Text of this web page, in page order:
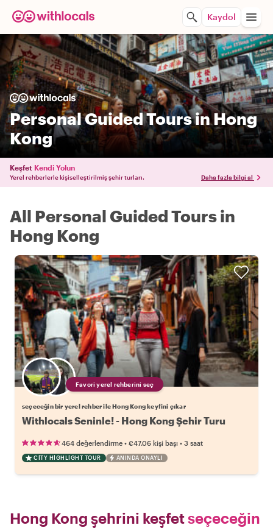
Kaydol
Personal Guided Tours in Hong
Kong
Keşfet Kendi Yolun
Yerel rehberlerle kişiselleştirilmiş şehir turları. Daha fazla bilgi al
All Personal Guided Tours in
Hong Kong
Favori yerel rehberini seç
seçeceğin bir yerel rehber ile Hong Kong keyfini çıkar
Withlocals Seninle! - Hong Kong Şehir Turu
464 değerlendirme • €47.06 kişi başı • 3 saat
CITY HIGHLIGHT TOUR ANINDA ONAYLI
Hong Kong şehrini keşfetseçeceğin